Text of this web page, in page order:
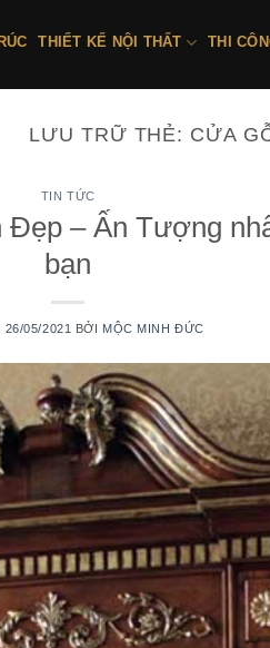
THIẾT KẾ NỘI THẤT THI
LƯU TRỮ THẺ: CỬA
TIN TỨC
– Ấn Tượng
bạn
26/05/2021 BỞI MỘC MINH ĐỨC